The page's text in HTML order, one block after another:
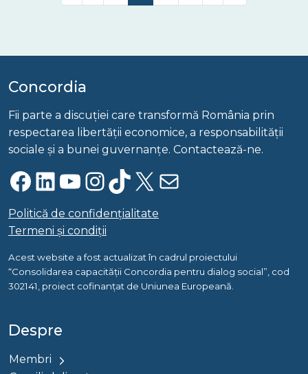
Concordia
Fii parte a discuției care transformă România prin
respectarea libertății economice, a responsabilității
sociale și a bunei guvernanțe. Contactează-ne.
Facebook LinkedIn YouTube InstagramTikTok X Mail
Politică de confidențialitate
Termeni și condiții
Acest website a fost actualizat în cadrul proiectului
“Consolidarea capacității Concordia pentru dialog social”, cod
302141, proiect cofinanțat de Uniunea Europeană.
Despre
Membri